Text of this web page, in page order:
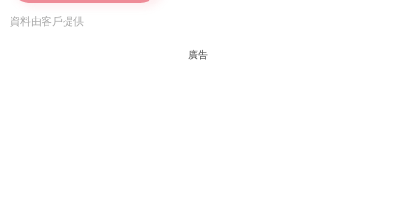
資料由客戶提供
廣告